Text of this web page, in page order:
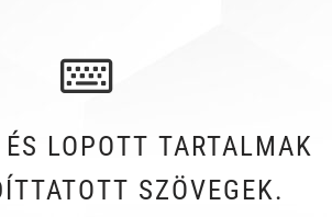
LOPOTT TARTALMAK
SZÖVEGEK.